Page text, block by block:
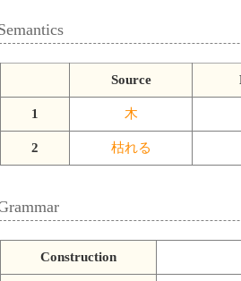
Source
1 木
2 枯れる
Construction